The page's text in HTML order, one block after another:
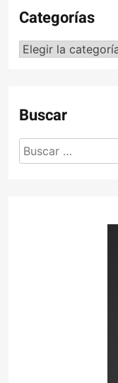
Categorías
Categorías
Buscar
Buscar: